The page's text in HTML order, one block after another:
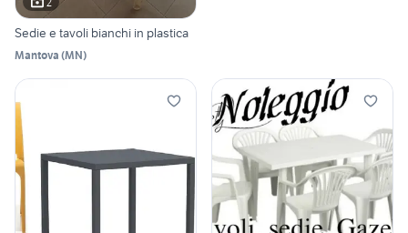
Sedie e tavoli bianchi in plastica
Mantova (MN)